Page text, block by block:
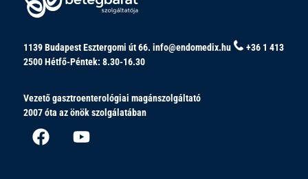
1139 Budapest Esztergomi út 66. info@endomedix.hu
+36 1 413
2500Hétfő-Péntek: 8.30-16.30
Vezető gasztroenterológiai magánszolgáltató
2007 óta az önök szolgálatában